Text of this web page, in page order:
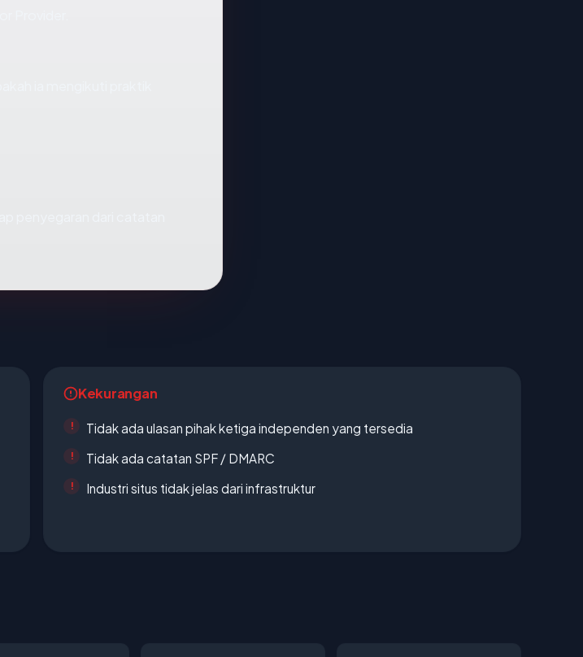
Kekurangan
Tidak ada ulasan pihak ketiga independen yang tersedia
Tidak ada catatan SPF / DMARC
Industri situs tidak jelas dari infrastruktur